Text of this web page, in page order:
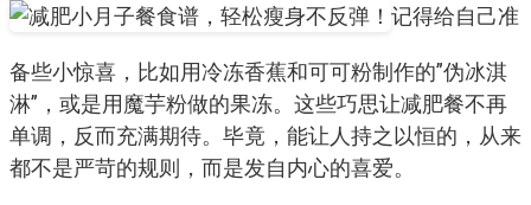
记得给自己准
备些小惊喜，比如用冷冻香蕉和可可粉制作的”伪冰淇
淋”，或是用魔芋粉做的果冻。这些巧思让减肥餐不再
单调，反而充满期待。毕竟，能让人持之以恒的，从来
都不是严苛的规则，而是发自内心的喜爱。